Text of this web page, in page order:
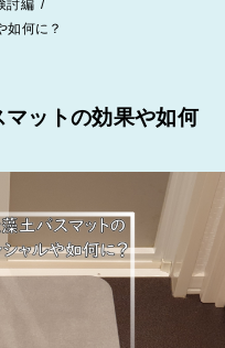
討編
如何に？
ットの効果や如何